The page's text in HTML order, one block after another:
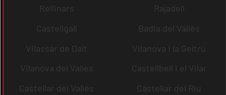
Rellinars
Rajadell
Castellgalí
Badia del Vallès
Vilassar de Dalt
Vilanova i la Geltrú
Vilanova del Vallès
Castellbell i el Vilar
Castellar del Vallès
Castellar del Riu